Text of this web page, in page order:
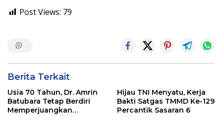
Post Views: 79
Berita Terkait
Usia 70 Tahun, Dr. Amrin
Batubara Tetap Berdiri
Memperjuangkan
Hijau TNI Menyatu, Kerja
Bakti Satgas TMMD Ke-129
Percantik Sasaran 6